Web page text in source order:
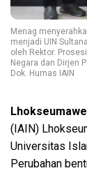
Menag
menjadi UIN
oleh Rektor.
Negara dan Dirjen
Dok. Humas IAIN
(IAIN)
Universitas
Perubahan